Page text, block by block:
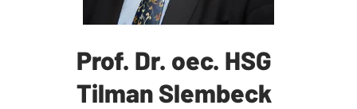
Prof. Dr. oec. HSG
Tilman Slembeck